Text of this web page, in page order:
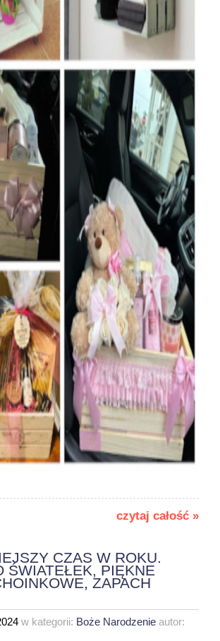
czytaj całość »
CZAS W ROKU.
ŚWIATEŁEK, PIĘKNE
ZAPACH
w kategorii: Boże Narodzenie autor: